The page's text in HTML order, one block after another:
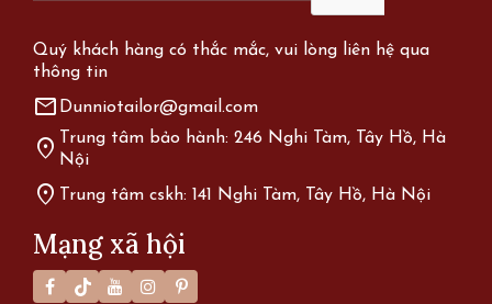
Quý khách hàng có thắc mắc, vui lòng liên hệ qua
thông tin
mail Dunniotailor@gmail.com
location_on
Trung tâm bảo hành: 246 Nghi Tàm, Tây Hồ, Hà
Nội
location_on Trung tâm cskh: 141 Nghi Tàm, Tây Hồ, Hà Nội
Mạng xã hội